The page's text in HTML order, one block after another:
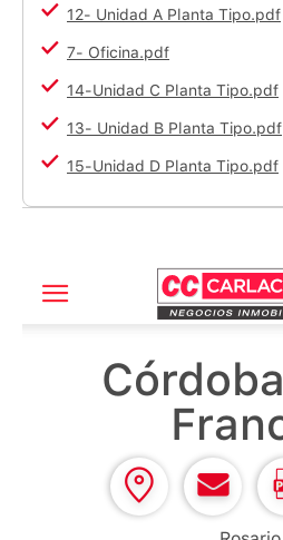
12- Unidad A Planta Tipo.pdf
7- Oficina.pdf
14-Unidad C Planta Tipo.pdf
13- Unidad B Planta Tipo.pdf
15-Unidad D Planta Tipo.pdf